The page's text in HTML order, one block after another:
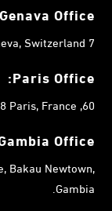
Genava Office:
7 chemin de Balexert, Châtelaine,1219 Geneva, Switzerland.
Paris Office:
60, rue François 1er, 75008 Paris, France.
Office:
Bakau Newtown,
Gambia.